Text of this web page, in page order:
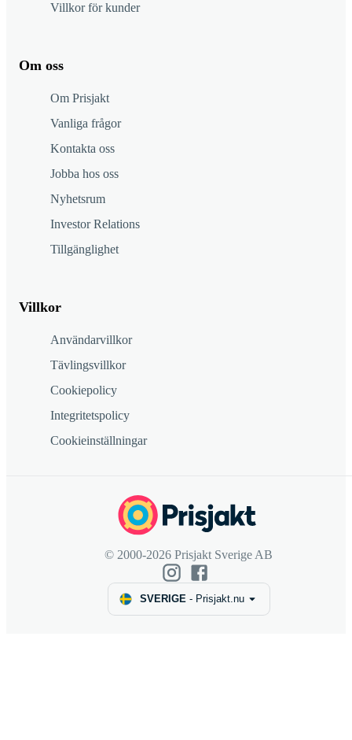
Villkor för kunder
Om oss
Om Prisjakt
Vanliga frågor
Kontakta oss
Jobba hos oss
Nyhetsrum
Investor Relations
Tillgänglighet
Villkor
Användarvillkor
Tävlingsvillkor
Cookiepolicy
Integritetspolicy
Cookieinställningar
© 2000-2026 Prisjakt Sverige AB
SVERIGE- Prisjakt.nu